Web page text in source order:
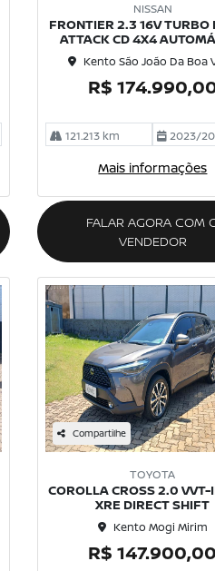
NISSAN
FRONTIER 2.3 16V TURBO
ATTACK CD 4X4
Kento São João Da Boa
R$
121.213 km 2023/
Mais informações
FALAR AGORA COM
VENDEDOR
Compartilhe
TOYOTA
COROLLA CROSS 2.0 VVT-
XRE DIRECT SHIFT
Kento Mogi Mirim
R$ 147.900,00